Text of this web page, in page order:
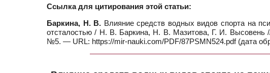
Ссылка для цитирования этой статьи:
Баркина, Н. В. Влияние средств водных видов спорта на
отсталостью / Н. В. Баркина, Н. В. Мазитова, Г. И.
№5. — URL: https://mir-nauki.com/PDF/87PSMN524.pdf (дата